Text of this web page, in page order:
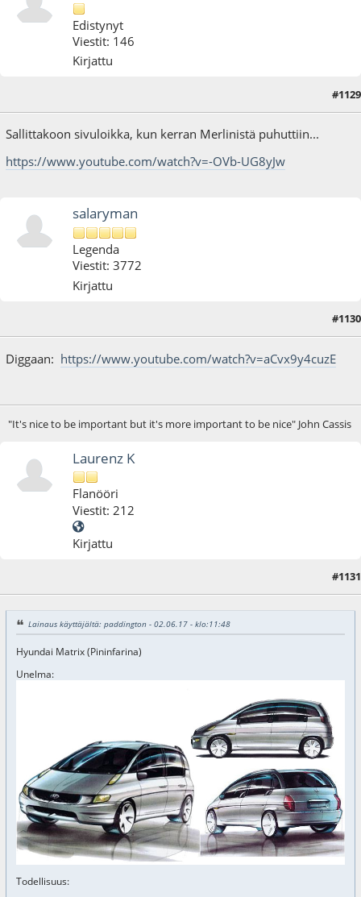
Edistynyt
Viestit: 146
Kirjattu
#1129
Sallittakoon sivuloikka, kun kerran Merlinistä puhuttiin...
https://www.youtube.com/watch?v=-OVb-UG8yJw
salaryman
Legenda
Viestit: 3772
Kirjattu
#1130
Diggaan: https://www.youtube.com/watch?v=aCvx9y4cuzE
"It's nice to be important but it's more important to be nice" John Cassis
Laurenz K
Flanööri
Viestit: 212
Kirjattu
#1131
Lainaus käyttäjältä: paddington - 02.06.17 - klo:11:48
Hyundai Matrix (Pininfarina)
Unelma:
Todellisuus: